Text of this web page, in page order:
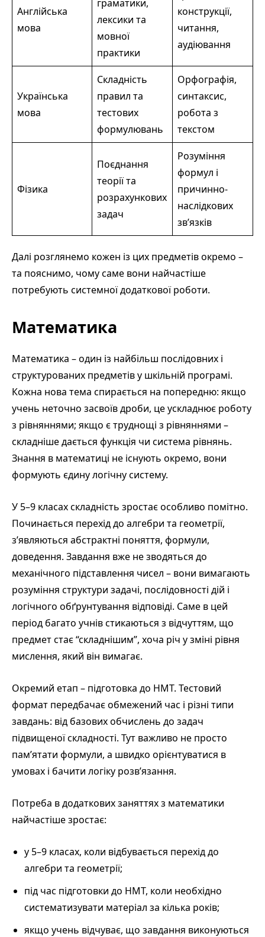
Англійська
мова
граматики,
лексики та
мовної
практики
конструкції,
читання,
аудіювання
Українська
мова
Складність
правил та
тестових
формулювань
Орфографія,
синтаксис,
робота з
текстом
Фізика
Поєднання
теорії та
розрахункових
задач
Розуміння
формул і
причинно-
наслідкових
зв’язків
Далі розглянемо кожен із цих предметів окремо –
та пояснимо, чому саме вони найчастіше
потребують системної додаткової роботи.
Математика
Математика – один із найбільш послідовних і
структурованих предметів у шкільній програмі.
Кожна нова тема спирається на попередню: якщо
учень неточно засвоїв дроби, це ускладнює роботу
з рівняннями; якщо є труднощі з рівняннями –
складніше дається функція чи система рівнянь.
Знання в математиці не існують окремо, вони
формують єдину логічну систему.
У 5–9 класах складність зростає особливо помітно.
Починається перехід до алгебри та геометрії,
з’являються абстрактні поняття, формули,
доведення. Завдання вже не зводяться до
механічного підставлення чисел – вони вимагають
розуміння структури задачі, послідовності дій і
логічного обґрунтування відповіді. Саме в цей
період багато учнів стикаються з відчуттям, що
предмет стає “складнішим”, хоча річ у зміні рівня
мислення, який він вимагає.
Окремий етап – підготовка до НМТ. Тестовий
формат передбачає обмежений час і різні типи
завдань: від базових обчислень до задач
підвищеної складності. Тут важливо не просто
пам’ятати формули, а швидко орієнтуватися в
умовах і бачити логіку розв’язання.
Потреба в додаткових заняттях з математики
найчастіше зростає:
у 5–9 класах, коли відбувається перехід до
алгебри та геометрії;
під час підготовки до НМТ, коли необхідно
систематизувати матеріал за кілька років;
якщо учень відчуває, що завдання виконуються